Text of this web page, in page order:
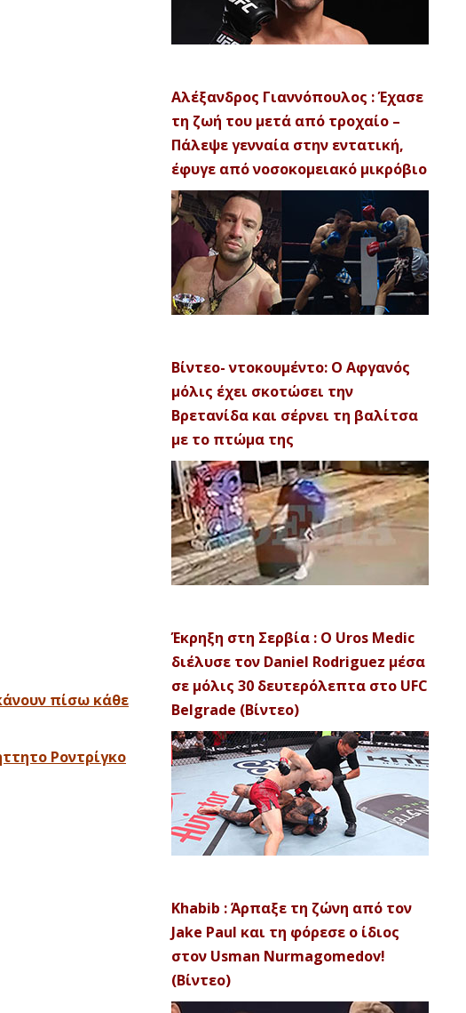
πίσω κάθε
Ροντρίγκο
Αλέξανδρος Γιαννόπουλος : Έχασε
τη ζωή του μετά από τροχαίο –
Πάλεψε γενναία στην εντατική,
έφυγε από νοσοκομειακό μικρόβιο
Βίντεο- ντοκουμέντο: Ο Αφγανός
μόλις έχει σκοτώσει την
Βρετανίδα και σέρνει τη βαλίτσα
με το πτώμα της
Έκρηξη στη Σερβία : Ο Uros Medic
διέλυσε τον Daniel Rodriguez μέσα
σε μόλις 30 δευτερόλεπτα στο UFC
Belgrade (Βίντεο)
Khabib : Άρπαξε τη ζώνη από τον
Jake Paul και τη φόρεσε ο ίδιος
στον Usman Nurmagomedov!
(Βίντεο)